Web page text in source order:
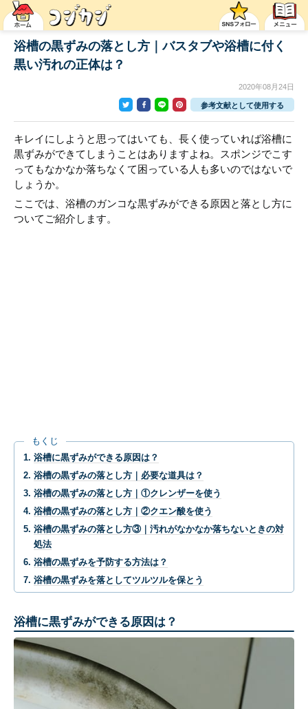
浴槽の黒ずみの落とし方｜バスタブや浴槽に付く
黒い汚れの正体は？
2020年08月24日
参考文献として使用する
キレイにしようと思ってはいても、長く使っていれば浴槽に
黒ずみができてしまうことはありますよね。スポンジでこす
ってもなかなか落ちなくて困っている人も多いのではないで
しょうか。
ここでは、浴槽のガンコな黒ずみができる原因と落とし方に
ついてご紹介します。
もくじ
浴槽に黒ずみができる原因は？
浴槽の黒ずみの落とし方｜必要な道具は？
浴槽の黒ずみの落とし方｜①クレンザーを使う
浴槽の黒ずみの落とし方｜②クエン酸を使う
浴槽の黒ずみの落とし方③｜汚れがなかなか落ちないときの対
処法
浴槽の黒ずみを予防する方法は？
浴槽の黒ずみを落としてツルツルを保とう
浴槽に黒ずみができる原因は？